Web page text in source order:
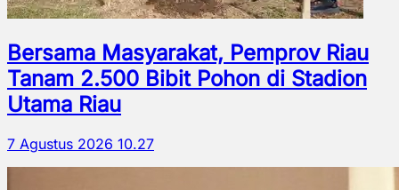
Bersama Masyarakat, Pemprov Riau
Tanam 2.500 Bibit Pohon di Stadion
Utama Riau
7 Agustus 2026 10.27